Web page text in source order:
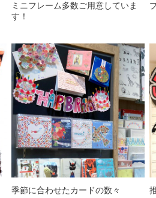
ミニフレーム多数ご用意していま
す！
季節に合わせたカードの数々